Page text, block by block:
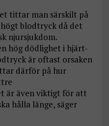
tittar man särskilt på
blodtryck då det
njursjukdom.
hög dödlighet i hjärt-
är oftast orsaken
därför på hur
är även viktigt för att
hålla länge, säger